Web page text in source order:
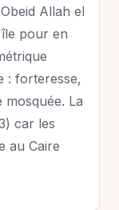
Allah el
pour en
: forteresse,
La
car les
au Caire